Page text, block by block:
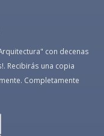
con decenas
Recibirás una copia
Completamente